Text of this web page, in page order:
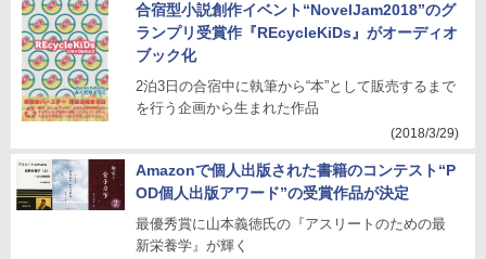
合宿型小説創作イベント“NovelJam2018”のグ
ランプリ受賞作『REcycleKiDs』がオーディオ
ブック化
2泊3日の合宿中に執筆から“本”として販売するまで
を行う企画から生まれた作品
(2018/3/29)
Amazonで個人出版された書籍のコンテスト“P
OD個人出版アワード”の受賞作品が決定
最優秀賞に山本義徳氏の『アスリートのための最
新栄養学』が輝く